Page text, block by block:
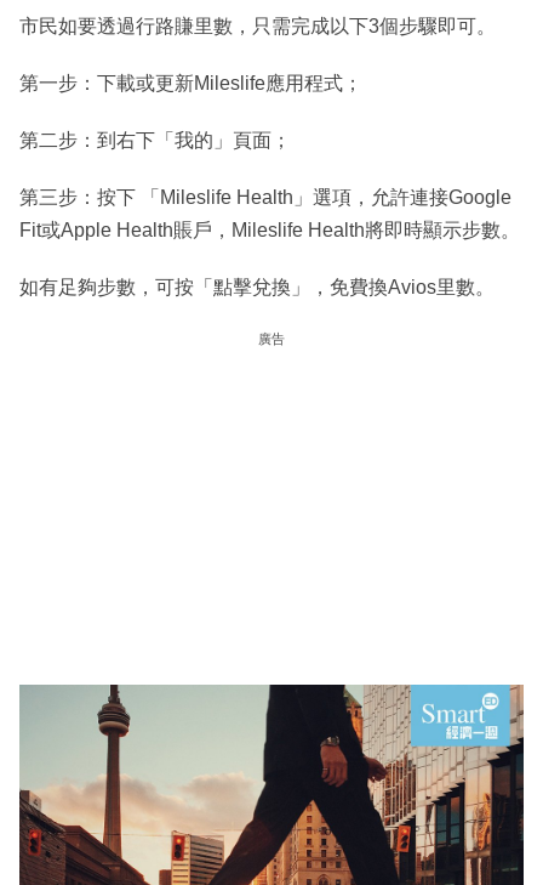
市民如要透過行路賺里數，只需完成以下3個步驟即可。
第一步：下載或更新Mileslife應用程式；
第二步：到右下「我的」頁面；
第三步：按下 「Mileslife Health」選項，允許連接Google
Fit或Apple Health賬戶，Mileslife Health將即時顯示步數。
如有足夠步數，可按「點擊兌換」，免費換Avios里數。
廣告